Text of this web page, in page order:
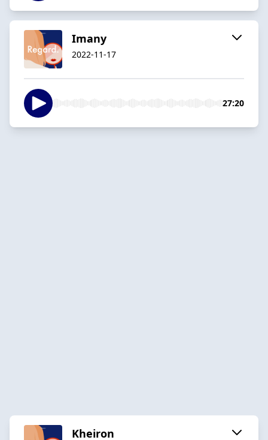
Imany
2022-11-17
27:20
Kheiron